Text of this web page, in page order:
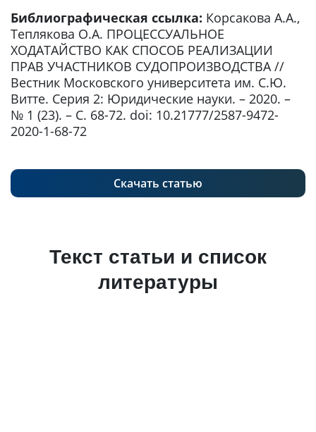
Библиографическая ссылка: Корсакова А.А.,
Теплякова О.А. ПРОЦЕССУАЛЬНОЕ
ХОДАТАЙСТВО КАК СПОСОБ РЕАЛИЗАЦИИ
ПРАВ УЧАСТНИКОВ СУДОПРОИЗВОДСТВА //
Вестник Московского университета им. С.Ю.
Витте. Серия 2: Юридические науки. – 2020. –
№ 1 (23). – С. 68-72. doi: 10.21777/2587-9472-
2020-1-68-72
Скачать статью
Текст статьи и список
литературы